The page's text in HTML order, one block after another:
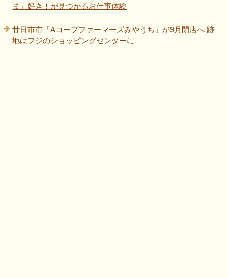
ま」好き！が見つかるお仕事体験
廿日市市「Aコープファーマーズみやうち」が9月閉店へ 跡
地はフジのショッピングセンターに